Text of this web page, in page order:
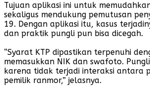
Tujuan aplikasi ini untuk
sekaligus mendukung pemutusan
19. Dengan aplikasi itu, kasus
dan praktik pungli pun bisa dicegah.
“Syarat KTP dipastikan terpenuhi
memasukkan NIK dan swafoto.
karena tidak terjadi interaksi antara
pemilik ranmor,” jelasnya.